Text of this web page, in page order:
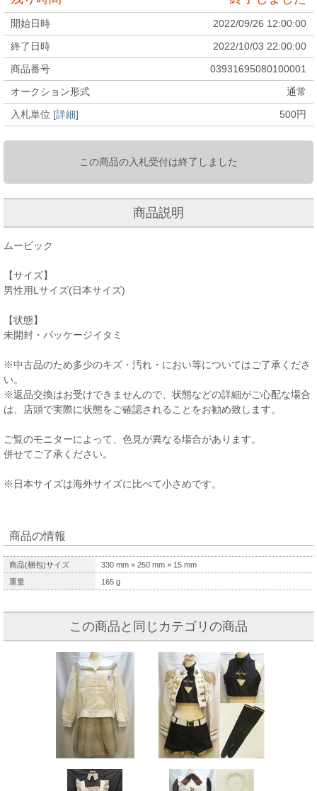
開始日時
2022/09/26 12:00:00
終了日時
2022/10/03 22:00:00
商品番号
03931695080100001
オークション形式
通常
入札単位 [詳細] 500円
この商品の入札受付は終了しました
商品説明
ムービック
【サイズ】
男性用Lサイズ(日本サイズ)
【状態】
未開封・パッケージイタミ
※中古品のため多少のキズ・汚れ・におい等についてはご了承くださ
い。
※返品交換はお受けできませんので、状態などの詳細がご心配な場合
は、店頭で実際に状態をご確認されることをお勧め致します。
ご覧のモニターによって、色見が異なる場合があります。
併せてご了承ください。
※日本サイズは海外サイズに比べて小さめです。
商品の情報
商品(梱包)サイズ 330 mm × 250 mm × 15 mm
重量
165 g
この商品と同じカテゴリの商品